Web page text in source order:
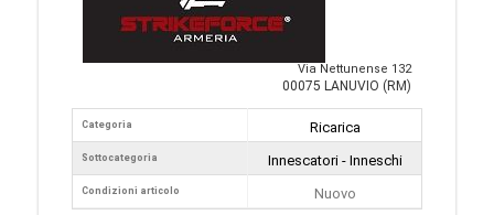
Via Nettunense 132
00075 LANUVIO (RM)
Categoria
Sottocategoria
Condizioni articolo
Ricarica
Innescatori - Inneschi
Nuovo